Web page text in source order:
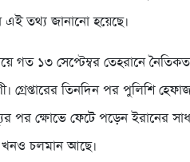
তথ্য জানানো হয়েছে।
গত ১৩ সেপ্টেম্বর তেহরানে
গ্রেপ্তারের তিনদিন পর পুলিশি
পর ক্ষোভে ফেটে পড়েন ইরানের
চলমান আছে।